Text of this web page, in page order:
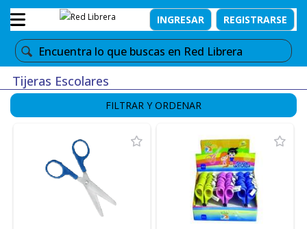
INGRESAR REGISTRARSE
Tijeras Escolares
FILTRAR Y ORDENAR